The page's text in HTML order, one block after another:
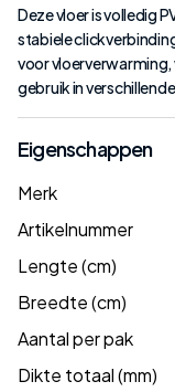
Deze vloer is volledig
stabiele
voor
gebruik in
Eigenschappen
Merk
Artikelnummer
Lengte (cm)
Breedte (cm)
Aantal per pak
Dikte totaal (mm)